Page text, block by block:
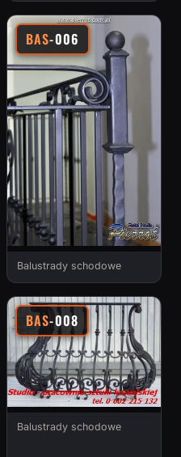
BAS-006
Balustrady schodowe
BAS-008
Balustrady schodowe